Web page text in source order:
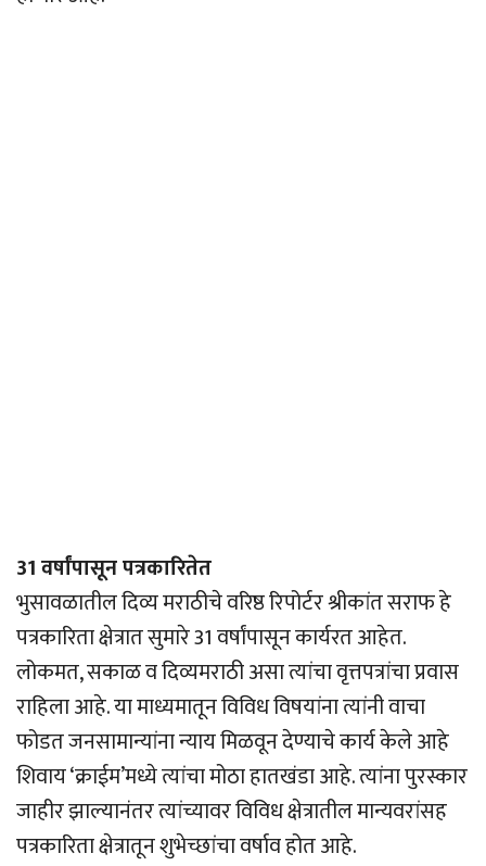
31 वर्षांपासून पत्रकारितेत
भुसावळातील दिव्य मराठीचे वरिष्ठ रिपोर्टर श्रीकांत सराफ हे
पत्रकारिता क्षेत्रात सुमारे 31 वर्षांपासून कार्यरत आहेत.
लोकमत, सकाळ व दिव्यमराठी असा त्यांचा वृत्तपत्रांचा प्रवास
राहिला आहे. या माध्यमातून विविध विषयांना त्यांनी वाचा
फोडत जनसामान्यांना न्याय मिळवून देण्याचे कार्य केले आहे
शिवाय ‘क्राईम’मध्ये त्यांचा मोठा हातखंडा आहे. त्यांना पुरस्कार
जाहीर झाल्यानंतर त्यांच्यावर विविध क्षेत्रातील मान्यवरांसह
पत्रकारिता क्षेत्रातून शुभेच्छांचा वर्षाव होत आहे.